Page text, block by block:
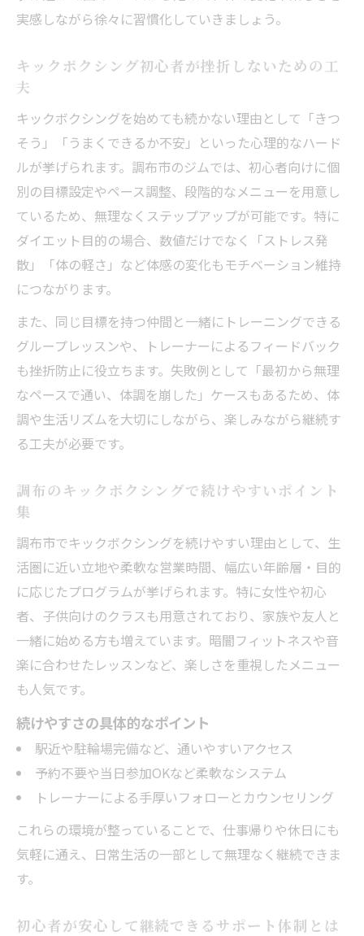
実感しながら徐々に習慣化していきましょう。
キックボクシング初心者が挫折しないための工
夫
キックボクシングを始めても続かない理由として「きつ
そう」「うまくできるか不安」といった心理的なハード
ルが挙げられます。調布市のジムでは、初心者向けに個
別の目標設定やペース調整、段階的なメニューを用意し
ているため、無理なくステップアップが可能です。特に
ダイエット目的の場合、数値だけでなく「ストレス発
散」「体の軽さ」など体感の変化もモチベーション維持
につながります。
また、同じ目標を持つ仲間と一緒にトレーニングできる
グループレッスンや、トレーナーによるフィードバック
も挫折防止に役立ちます。失敗例として「最初から無理
なペースで通い、体調を崩した」ケースもあるため、体
調や生活リズムを大切にしながら、楽しみながら継続す
る工夫が必要です。
調布のキックボクシングで続けやすいポイント
集
調布市でキックボクシングを続けやすい理由として、生
活圏に近い立地や柔軟な営業時間、幅広い年齢層・目的
に応じたプログラムが挙げられます。特に女性や初心
者、子供向けのクラスも用意されており、家族や友人と
一緒に始める方も増えています。暗闇フィットネスや音
楽に合わせたレッスンなど、楽しさを重視したメニュー
も人気です。
続けやすさの具体的なポイント
駅近や駐輪場完備など、通いやすいアクセス
予約不要や当日参加OKなど柔軟なシステム
トレーナーによる手厚いフォローとカウンセリング
これらの環境が整っていることで、仕事帰りや休日にも
気軽に通え、日常生活の一部として無理なく継続できま
す。
初心者が安心して継続できるサポート体制とは